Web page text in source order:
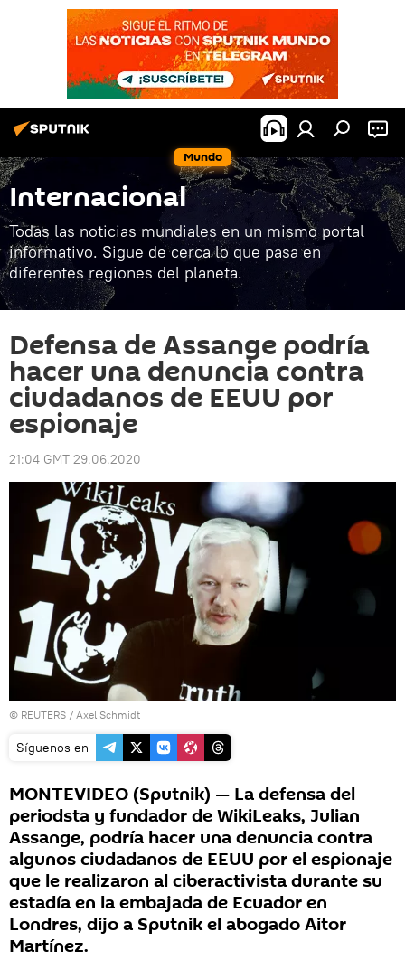
Mundo
Internacional
Todas las noticias mundiales en un mismo portal
informativo. Sigue de cerca lo que pasa en
diferentes regiones del planeta.
Defensa de Assange podría
hacer una denuncia contra
ciudadanos de EEUU por
espionaje
21:04 GMT 29.06.2020
© REUTERS / Axel Schmidt
Síguenos en
MONTEVIDEO (Sputnik) — La defensa del
periodsta y fundador de WikiLeaks, Julian
Assange, podría hacer una denuncia contra
algunos ciudadanos de EEUU por el espionaje
que le realizaron al ciberactivista durante su
estadía en la embajada de Ecuador en
Londres, dijo a Sputnik el abogado Aitor
Martínez.